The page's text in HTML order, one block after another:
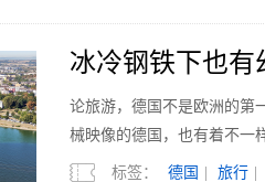
冰冷钢铁下也有
论旅游，德国不是欧洲的第
械映像的德国，也有着不一
标签： 德国 旅行